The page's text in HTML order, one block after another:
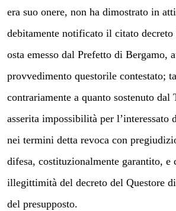
era suo onere, non ha dimostrato in
debitamente notificato il citato
osta emesso dal Prefetto di Bergamo,
provvedimento questorile contestato;
contrariamente a quanto sostenuto dal
asserita impossibilità per l’interessato
nei termini detta revoca con
difesa, costituzionalmente garantito, e
illegittimità del decreto del Questore
del presupposto.